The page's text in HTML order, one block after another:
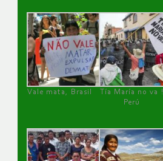
Vale mata, Brasil
Tía María no va !
Perú